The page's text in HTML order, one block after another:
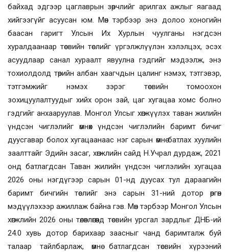
байхад эдгээр цаглаврын зөрчлийг арилгах ажлыг яагаад
хийгээгүйг асуусан юм. Мөн тэрбээр энэ долоо хоногийн
баасан гаригт Улсын Их Хурлын чуулганы нэгдсэн
хуралдаанаар төсвийн төслийг үргэлжлүүлэн хэлэлцэх, эсэх
асуудлаар санал хураалт явуулна гэдгийг мэдээлж, энэ
тохиолдолд төрийн албан хаагчдын цалинг нэмэх, тэтгэвэр,
тэтгэмжийг нэмэх зэрэг төсвийн томоохон
зохицуулалтуудыг хийх орон зай, цаг хугацаа хомс болно
гэдгийг анхааруулав. Монгол Улсыг хөгжүүлэх таван жилийн
үндсэн чиглэлийг өмнөх үндсэн чиглэлийн баримт бичиг
дуусгавар болох хугацаанаас нэг сарын өмнө батлах хуулийн
заалттайг Эдийн засаг, хөгжлийн сайд Н.Учрал дурдаж, 2021
онд батлагдсан Таван жилийн үндсэн чиглэлийн хугацаа
2026 оны нэгдүгээр сарын 01-нд дуусах тул дараагийн
баримт бичгийн төслийг энэ сарын 31-ний дотор өргөн
мэдүүлэхээр ажиллаж байна гэв. Мөн тэрбээр Монгол Улсын
хөгжлийн 2026 оны төлөвлөгөөнд төсвийн урсгал зардлыг ДНБ-ий
24.0 хувь дотор барихаар заасныг чанд баримталж буй
талаар тайлбарлаж, өмнө батлагдсан төсвийн хүрээний